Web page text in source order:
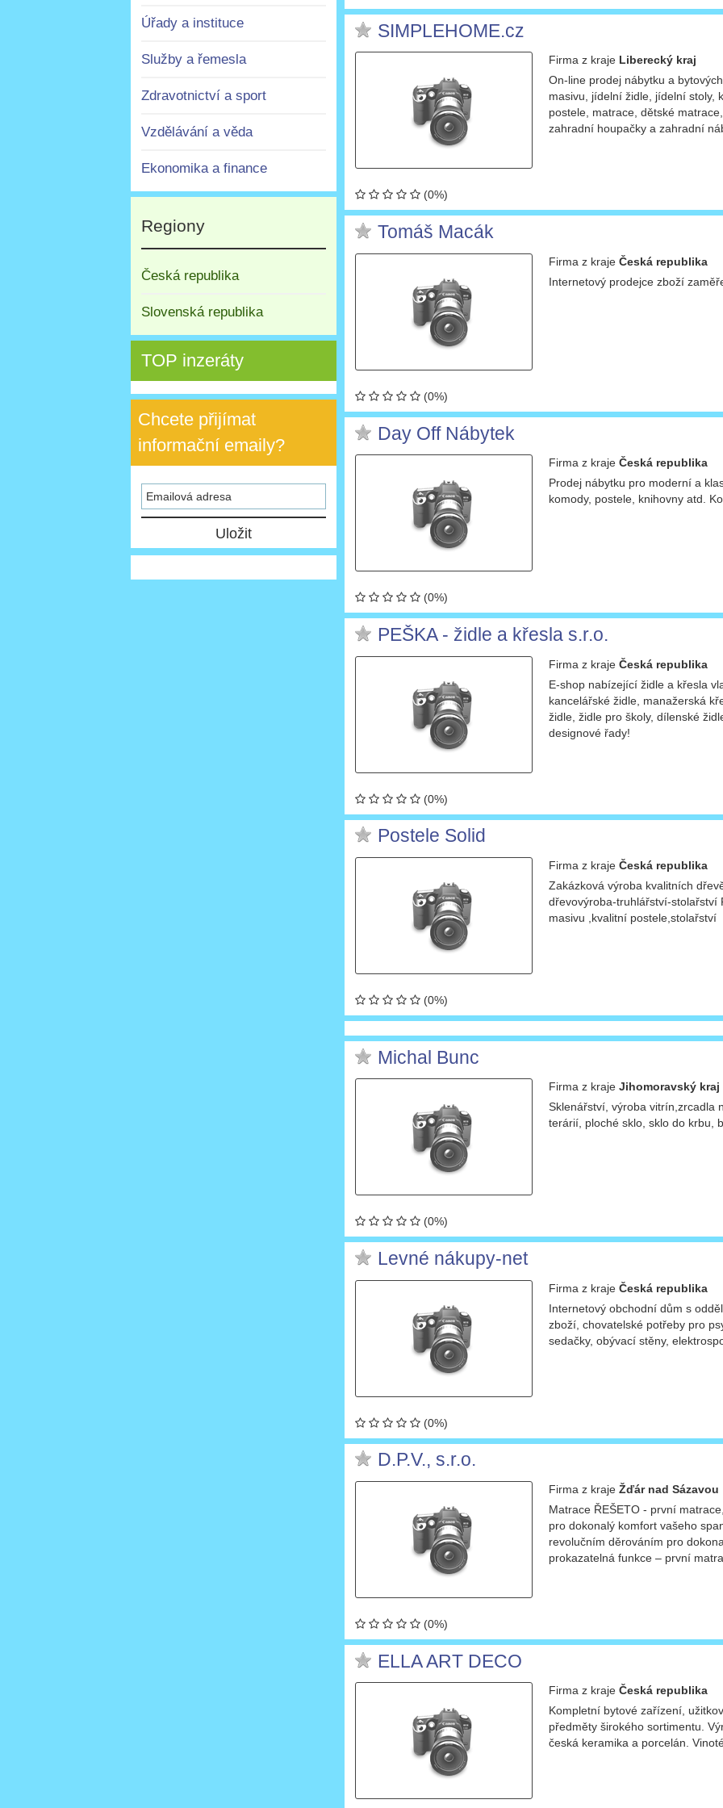
Úřady a instituce
Služby a řemesla
Zdravotnictví a sport
Vzdělávání a věda
Ekonomika a finance
Regiony
Česká republika
Slovenská republika
TOP inzeráty
Chcete přijímat
informační emaily?
SIMPLEHOME.cz
Firma z kraje Liberecký kraj
On-line prodej nábytku a
masivu, jídelní židle, jídelní stoly,
postele, matrace, dětské
zahradní houpačky a zahradní
(0%)
Tomáš Macák
Firma z kraje Česká republika
Internetový prodejce zboží
(0%)
Day Off Nábytek
Firma z kraje Česká republika
Prodej nábytku pro moderní a
komody, postele, knihovny atd.
(0%)
PEŠKA - židle a křesla s.r.o.
Firma z kraje Česká republika
E-shop nabízející židle a křesla
kancelářské židle, manažerská
židle, židle pro školy, dílenské
designové řady!
(0%)
Postele Solid
Firma z kraje Česká republika
Zakázková výroba kvalitních
dřevovýroba-truhlářství-stolařství
masivu ,kvalitní postele,stolařství
(0%)
Michal Bunc
Firma z kraje Jihomoravský kraj
Sklenářství, výroba vitrín,zrcadla
terárií, ploché sklo, sklo do krbu,
(0%)
Levné nákupy-net
Firma z kraje Česká republika
Internetový obchodní dům s
zboží, chovatelské potřeby pro
sedačky, obývací stěny,
(0%)
D.P.V., s.r.o.
Firma z kraje Žďár nad Sázavou
Matrace ŘEŠETO - první
pro dokonalý komfort vašeho
revolučním děrováním pro
prokazatelná funkce – první
(0%)
ELLA ART DECO
Firma z kraje Česká republika
Kompletní bytové zařízení,
předměty širokého sortimentu.
česká keramika a porcelán.